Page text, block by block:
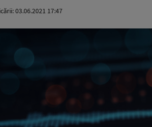
03.06.2021 17:47